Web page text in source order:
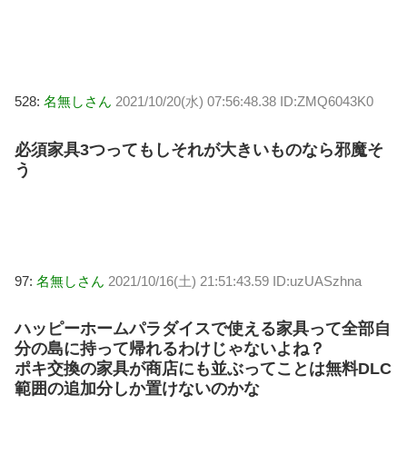
528: 名無しさん 2021/10/20(水) 07:56:48.38 ID:ZMQ6043K0
必須家具3つってもしそれが大きいものなら邪魔そ
う
97: 名無しさん 2021/10/16(土) 21:51:43.59 ID:uzUASzhna
ハッピーホームパラダイスで使える家具って全部自
分の島に持って帰れるわけじゃないよね？
ポキ交換の家具が商店にも並ぶってことは無料DLC
範囲の追加分しか置けないのかな